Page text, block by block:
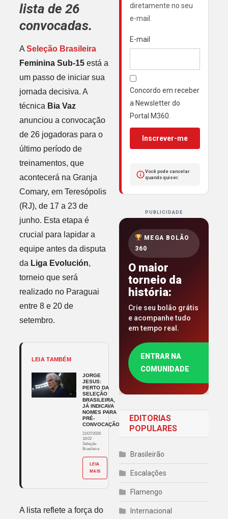
lista de 26
convocadas.
A Seleção Brasileira
Feminina Sub-15está a
um passo de iniciar sua
jornada decisiva. A
técnica Bia Vaz
anunciou a convocação
de 26 jogadoras para o
último período de
treinamentos, que
acontecerá na Granja
Comary, em Teresópolis
(RJ), de 17 a 23 de
junho. Esta etapa é
crucial para lapidar a
equipe antes da disputa
da Liga Evolución,
torneio que será
realizado no Paraguai
entre 8 e 20 de
setembro.
LEIA TAMBÉM
JORGE
JESUS:
PERTO DA
SELEÇÃO
BRASILEIRA,
JÁ INDICAVA
NOMES PARA
PRÉ-
CONVOCAÇÃO
21/07/2026
18:02 ·
Seleção
Brasileira
LEIA
MAIS
A lista reflete a força do
diretamente no seu
e-mail.
E-mail
Concordo em receber
a Newsletter do
Portal M360.
Inscrever-me
Você pode cancelar
quando quiser.
PUBLICIDADE
MEGA BOLÃO
360
O maior
torneio da
história:
Crie seu bolão grátis
e acompanhe tudo
em tempo real.
ENTRAR NA
COMUNIDADE
EDITORIAS
POPULARES
Brasileirão
Escalações
Flamengo
Internacional